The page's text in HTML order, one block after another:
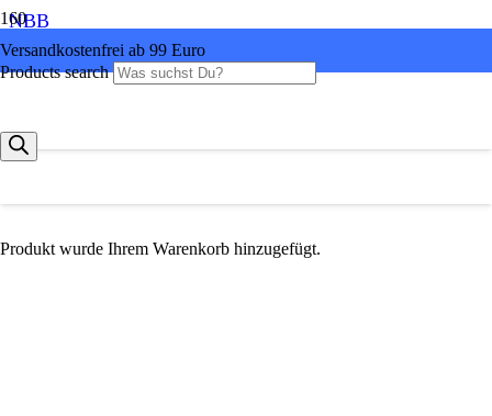
Versandkostenfrei ab 99 Euro
Products search
Produkt wurde Ihrem Warenkorb hinzugefügt.
NBB